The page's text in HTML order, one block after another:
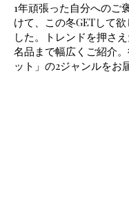
1年頑張った自分へのご
けて、この冬GETして
した。トレンドを押さ
名品まで幅広くご紹介
ット」の2ジャンルをお